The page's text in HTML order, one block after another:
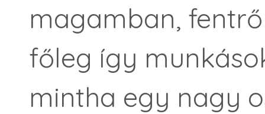
magamban,
főleg így
mintha egy nagy